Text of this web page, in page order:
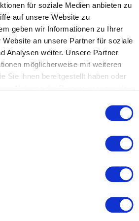
für soziale Medien anbieten zu
auf unsere Website zu
geben wir Informationen zu Ihrer
Website an unsere Partner für soziale
Analysen weiter. Unsere Partner
möglicherweise mit weiteren
Sie ihnen bereitgestellt haben oder
Typ Managed Switch-Ebene L2/L3
Ports-Typ None Anzahl USB 2.0
Port RJ-45 MAC-Adressentabelle